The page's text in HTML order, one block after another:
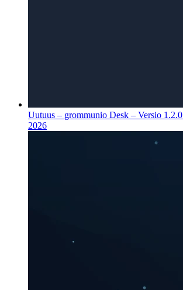
Uutuus – grommunio Desk – Versio 1.2.0
2026